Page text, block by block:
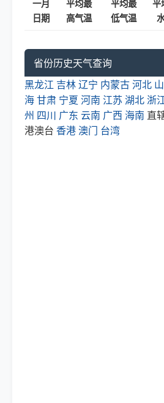
一月
日期
平均最
高气温
平均最
低气温
平
省份历史天气查询
黑龙江 吉林辽宁 内蒙古河北
海甘肃 宁夏 河南 江苏 湖北 浙
州 四川 广东 云南 广西 海南 直
港澳台 香港澳门 台湾